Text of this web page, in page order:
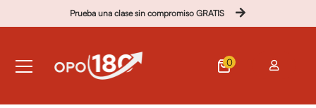
Prueba una clase sin compromiso GRATIS
0